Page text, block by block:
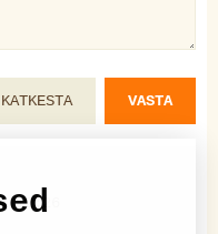
KATKESTA VASTA
12:26